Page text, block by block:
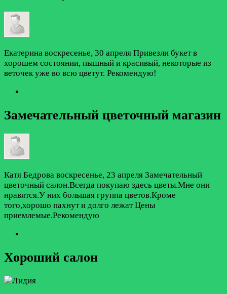
Екатерина воскресенье, 30 апреля Привезли букет в
хорошем состоянии, пышный и красивый, некоторые из
веточек уже во всю цветут. Рекомендую!
Замечательный цветочный магазин
Катя Бедрова воскресенье, 23 апреля Замечательный
цветочный салон.Всегда покупаю здесь цветы.Мне они
нравятся.У них большая группа цветов.Кроме
того,хорошо пахнут и долго лежат Цены
приемлемые.Рекомендую
Хороший салон